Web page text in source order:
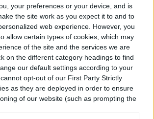
your preferences or your device, and is
the site work as you expect it to and to
web experience. However, you
allow certain types of cookies, which may
of the site and the services we are
on the different category headings to find
our default settings according to your
opt-out of our First Party Strictly
as they are deployed in order to ensure
of our website (such as prompting the
características de estilo. Las
detalles negros reemplazan
las de cromo en el RST, que
de serie con llantas de 22